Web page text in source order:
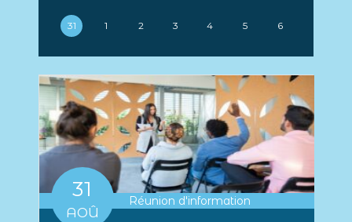
31 1 2 3 4 5 6
31
AOÛ
Réunion d'information